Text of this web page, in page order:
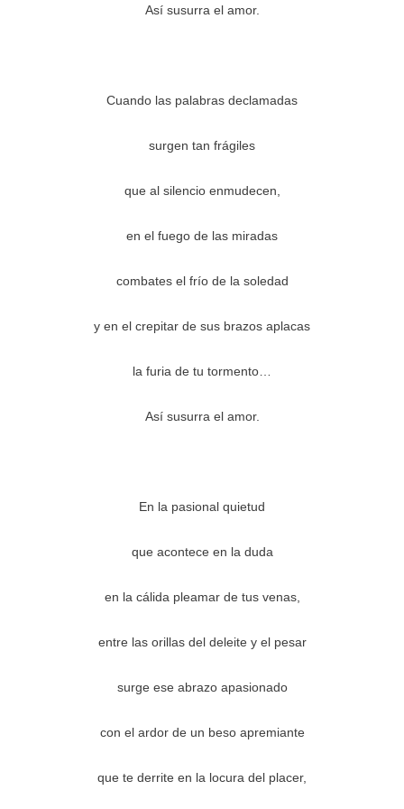
Así susurra el amor.
Cuando las palabras declamadas
surgen tan frágiles
que al silencio enmudecen,
en el fuego de las miradas
combates el frío de la soledad
y en el crepitar de sus brazos aplacas
la furia de tu tormento…
Así susurra el amor.
En la pasional quietud
que acontece en la duda
en la cálida pleamar de tus venas,
entre las orillas del deleite y el pesar
surge ese abrazo apasionado
con el ardor de un beso apremiante
que te derrite en la locura del placer,